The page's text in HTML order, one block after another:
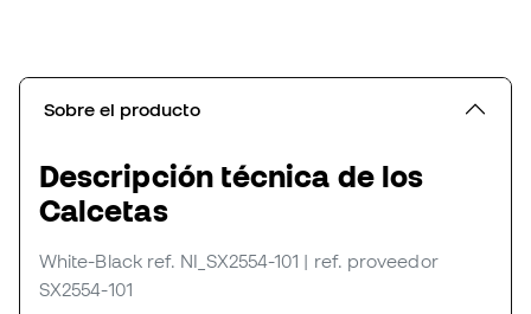
Sobre el producto
Descripción técnica de los
Calcetas
White-Black ref. NI_SX2554-101 | ref. proveedor
SX2554-101